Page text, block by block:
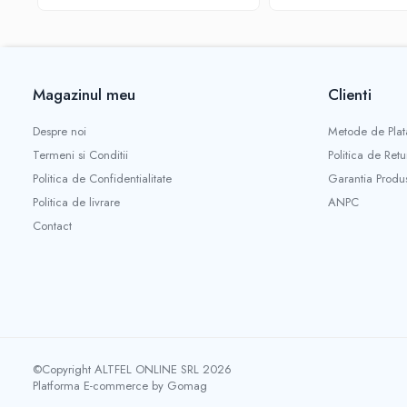
Sapun
Spumant de Baie
Epilare
Absorbante
Servetele Umede pentru Adulti
Igiena Orala
Magazinul meu
Despre noi
Termeni si Conditii
Politica de Confidentialitate
Politica de livrare
Contact
Clienti
Metode de
Politica de
Garantia
ANPC
©Copyright ALTFEL ONLINE SRL 2026
Platforma E-commerce by Gomag